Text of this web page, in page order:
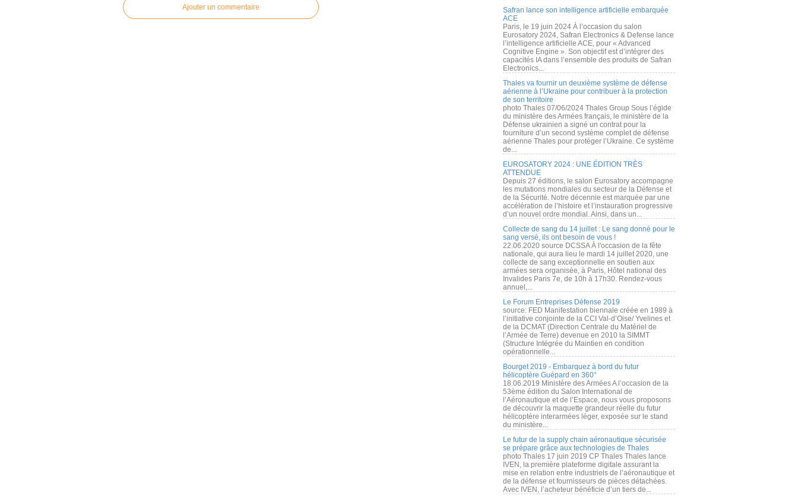
Ajouter un commentaire
Safran lance son intelligence artificielle embarquée
ACE
Paris, le 19 juin 2024 À l’occasion du salon
Eurosatory 2024, Safran Electronics & Defense lance
l’intelligence artificielle ACE, pour « Advanced
Cognitive Engine ». Son objectif est d’intégrer des
capacités IA dans l’ensemble des produits de Safran
Electronics...
Thales va fournir un deuxième système de défense
aérienne à l’Ukraine pour contribuer à la protection
de son territoire
photo Thales 07/06/2024 Thales Group Sous l’égide
du ministère des Armées français, le ministère de la
Défense ukrainien a signé un contrat pour la
fourniture d’un second système complet de défense
aérienne Thales pour protéger l’Ukraine. Ce système
de...
EUROSATORY 2024 : UNE ÉDITION TRÈS
ATTENDUE
Depuis 27 éditions, le salon Eurosatory accompagne
les mutations mondiales du secteur de la Défense et
de la Sécurité. Notre décennie est marquée par une
accélération de l’histoire et l’instauration progressive
d’un nouvel ordre mondial. Ainsi, dans un...
Collecte de sang du 14 juillet : Le sang donné pour le
sang versé, ils ont besoin de vous !
22.06.2020 source DCSSA À l'occasion de la fête
nationale, qui aura lieu le mardi 14 juillet 2020, une
collecte de sang exceptionnelle en soutien aux
armées sera organisée, à Paris, Hôtel national des
Invalides Paris 7e, de 10h à 17h30. Rendez-vous
annuel,...
Le Forum Entreprises Défense 2019
source: FED Manifestation biennale créée en 1989 à
l’initiative conjointe de la CCI Val-d’Oise/ Yvelines et
de la DCMAT (Direction Centrale du Matériel de
l’Armée de Terre) devenue en 2010 la SIMMT
(Structure Intégrée du Maintien en condition
opérationnelle...
Bourget 2019 - Embarquez à bord du futur
hélicoptère Guépard en 360°
18.06.2019 Ministère des Armées A l’occasion de la
53ème édition du Salon International de
l’Aéronautique et de l’Espace, nous vous proposons
de découvrir la maquette grandeur réelle du futur
hélicoptère interarmées léger, exposée sur le stand
du ministère...
Le futur de la supply chain aéronautique sécurisée
se prépare grâce aux technologies de Thales
photo Thales 17 juin 2019 CP Thales Thales lance
IVEN, la première plateforme digitale assurant la
mise en relation entre industriels de l’aéronautique et
de la défense et fournisseurs de pièces détachées.
Avec IVEN, l’acheteur bénéficie d’un tiers de...